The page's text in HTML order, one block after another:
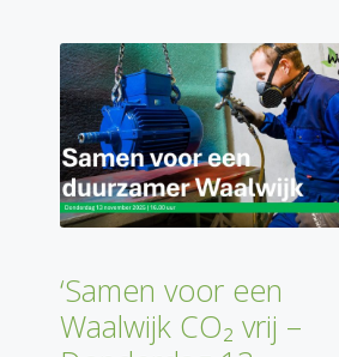
‘Samen voor een
Waalwijk CO₂ vrij –